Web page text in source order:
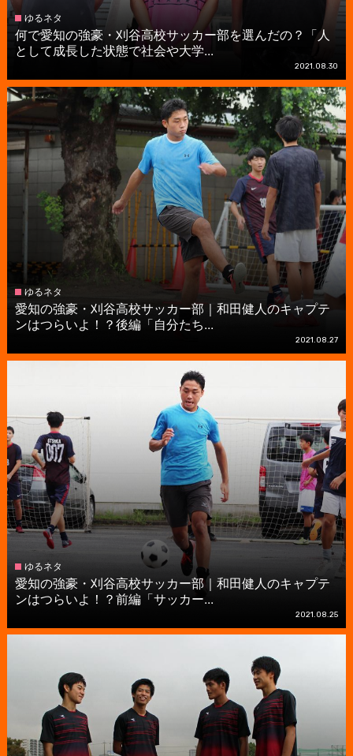
ゆるネタ
何で愛知の強豪・刈谷高校サッカー部を選んだの？「人
として成長した状態で社会や大学...
2021.08.30
ゆるネタ
愛知の強豪・刈谷高校サッカー部｜和田健人のキャプテ
ンはつらいよ！？後編「自分たち...
2021.08.27
ゆるネタ
愛知の強豪・刈谷高校サッカー部｜和田健人のキャプテ
ンはつらいよ！？前編「サッカー...
2021.08.25